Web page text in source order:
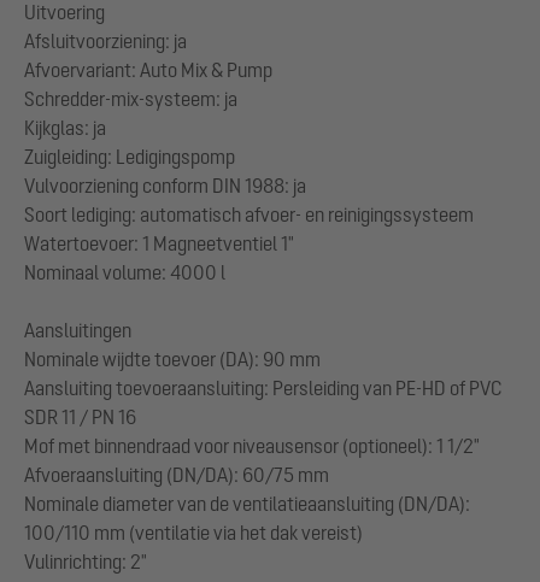
Uitvoering
Afsluitvoorziening: ja
Afvoervariant: Auto Mix & Pump
Schredder-mix-systeem: ja
Kijkglas: ja
Zuigleiding: Ledigingspomp
Vulvoorziening conform DIN 1988: ja
Soort lediging: automatisch afvoer- en reinigingssysteem
Watertoevoer: 1 Magneetventiel 1"
Nominaal volume: 4000 l
Aansluitingen
Nominale wijdte toevoer (DA): 90 mm
Aansluiting toevoeraansluiting: Persleiding van PE-HD of PVC
SDR 11 / PN 16
Mof met binnendraad voor niveausensor (optioneel): 1 1/2"
Afvoeraansluiting (DN/DA): 60/75 mm
Nominale diameter van de ventilatieaansluiting (DN/DA):
100/110 mm (ventilatie via het dak vereist)
Vulinrichting: 2"